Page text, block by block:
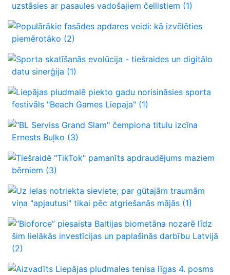
uzstāsies ar pasaules vadošajiem čellistiem (1)
Populārākie fasādes apdares veidi: kā izvēlēties
piemērotāko (2)
Sporta skatīšanās evolūcija - tiešraides un digitālo
datu sinerģija (1)
Liepājas pludmalē piekto gadu norisināsies sporta
festivāls "Beach Games Liepaja" (1)
"BL Serviss Grand Slam" čempiona titulu izcīna
Ernests Buļko (3)
Tiešraidē "TikTok" pamanīts apdraudējums maziem
bērniem (3)
Uz ielas notriekta sieviete; par gūtajām traumām
viņa "apjautusi" tikai pēc atgriešanās mājās (1)
“Bioforce” piesaista Baltijas biometāna nozarē līdz
šim lielākās investīcijas un paplašinās darbību Latvijā
(2)
Aizvadīts Liepājas pludmales tenisa līgas 4. posms